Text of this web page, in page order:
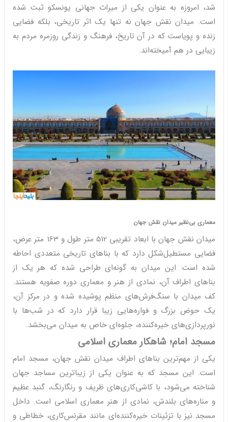
شد، امروزه به عنوان یکی از میراث جهانی یونسکو ثبت شده
است. میدان نقش جهان نه تنها یک اثر تاریخی، بلکه فضایی
زنده و پویاست که در آن تاریخ، فرهنگ و زندگی روزمره مردم به
زیبایی در هم آمیخته‌اند.
معماری بی‌نظیر میدان نقش جهان
میدان نقش جهان با ابعاد تقریبی 512 متر طول و 163 متر عرض،
فضایی مستطیل‌شکل دارد که با بناهای تاریخی متعددی احاطه
شده است. این میدان به گونه‌ای طراحی شده که هر یک از
بناهای اطراف آن، نمادی از هنر و معماری دوره صفویه هستند.
کف میدان با سنگ‌فرش‌های منظم پوشیده شده و در مرکز آن،
یک حوض بزرگ و فواره‌هایی زیبا قرار دارد که در شب‌ها با
نورپردازی‌های خیره‌کننده، جلوه‌ای خاص به میدان می‌بخشد.
مسجد امام؛ شاهکار معماری اسلامی
یکی از مهم‌ترین بناهای اطراف میدان نقش جهان، مسجد امام
است. این مسجد که به عنوان یکی از زیباترین مساجد جهان
شناخته می‌شود، با کاشی‌کاری‌های ظریف و رنگارنگ، گنبد عظیم
و مناره‌های بلندش، نمادی از هنر معماری اسلامی است. داخل
مسجد نیز با تزئینات خیره‌کننده‌ای مانند مقرنس‌کاری، خطاطی و